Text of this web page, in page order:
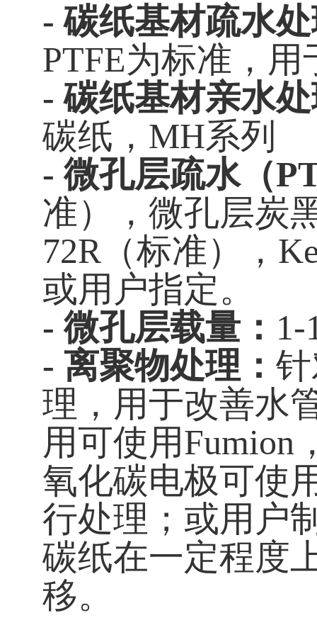
- 碳纸基材疏水
PTFE为标准，
- 碳纸基材亲水
碳纸，MH系列
- 微孔层疏水（
准），微孔层炭
72R（标准），
或用户指定。
- 微孔层载量： 1-
- 离聚物处理：
理，用于改善水
用可使用Fumion
氧化碳电极可使
行处理；或用户
碳纸在一定程度
移。